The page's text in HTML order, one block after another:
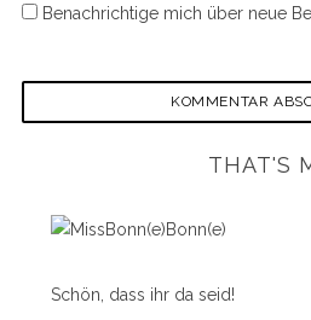
Benachrichtige mich über neue
THAT'S
Schön, dass ihr da seid!